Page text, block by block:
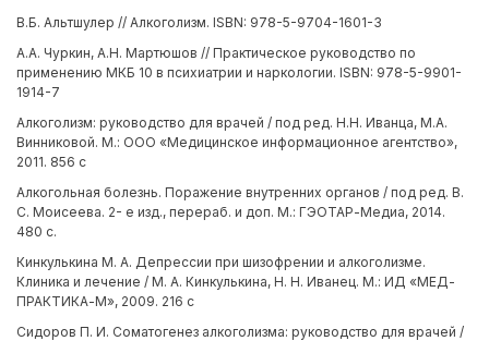
В.Б. Альтшулер // Алкоголизм. ISBN: 978-5-9704-1601-3
А.А. Чуркин, А.Н. Мартюшов // Практическое руководство по
применению МКБ 10 в психиатрии и наркологии. ISBN: 978-5-9901-
1914-7
Алкоголизм: руководство для врачей / под ред. Н.Н. Иванца, М.А.
Винниковой. М.: ООО «Медицинское информационное агентство»,
2011. 856 с
Алкогольная болезнь. Поражение внутренних органов / под ред. В.
С. Моисеева. 2- е изд., перераб. и доп. М.: ГЭОТАР-Медиа, 2014.
480 с.
Кинкулькина М. А. Депрессии при шизофрении и алкоголизме.
Клиника и лечение / М. А. Кинкулькина, Н. Н. Иванец. М.: ИД «МЕД-
ПРАКТИКА-М», 2009. 216 с
Сидоров П. И. Соматогенез алкоголизма: руководство для врачей /